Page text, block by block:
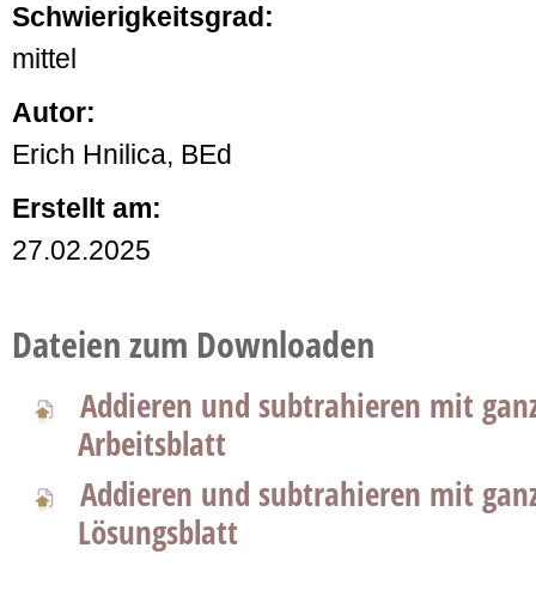
Schwierigkeitsgrad:
mittel
Autor:
Erich Hnilica, BEd
Erstellt am:
27.02.2025
Dateien zum Downloaden
Addieren und subtrahieren mit
Arbeitsblatt
Addieren und subtrahieren mit
Lösungsblatt